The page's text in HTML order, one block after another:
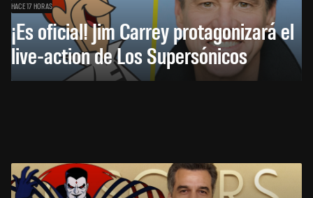
HACE 17 HORAS
¡Es oficial! Jim Carrey protagonizará el
live-action de Los Supersónicos